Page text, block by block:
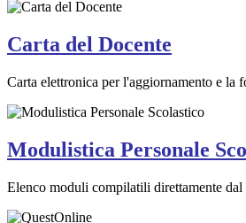
Carta del Docente
Carta elettronica per l'aggiornamento e la
Modulistica Personale
Elenco moduli compilatili direttamente dal